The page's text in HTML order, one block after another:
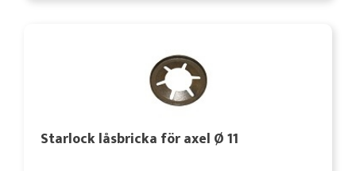
Starlock låsbricka för axel Ø 11